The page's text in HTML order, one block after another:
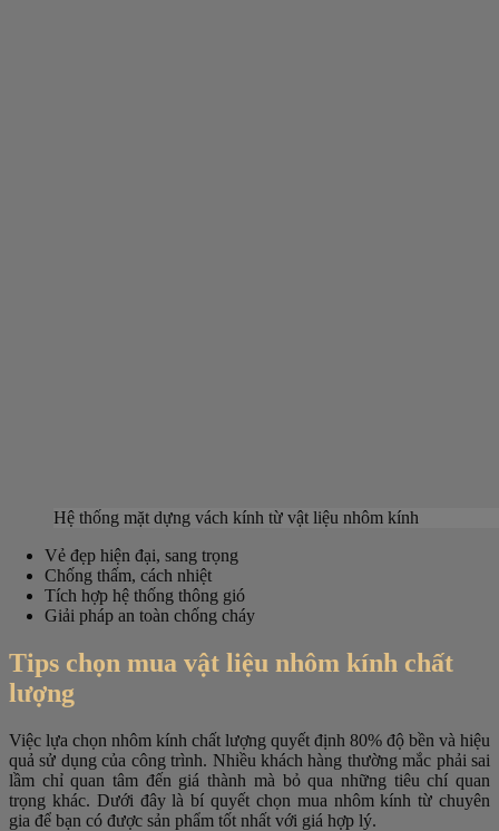
Hệ thống mặt dựng vách kính từ vật liệu nhôm kính
Vẻ đẹp hiện đại, sang trọng
Chống thấm, cách nhiệt
Tích hợp hệ thống thông gió
Giải pháp an toàn chống cháy
Tips chọn mua vật liệu nhôm kính chất
lượng
Việc lựa chọn nhôm kính chất lượng quyết định 80% độ bền và hiệu
quả sử dụng của công trình. Nhiều khách hàng thường mắc phải sai
lầm chỉ quan tâm đến giá thành mà bỏ qua những tiêu chí quan
trọng khác. Dưới đây là bí quyết chọn mua nhôm kính từ chuyên
gia để bạn có được sản phẩm tốt nhất với giá hợp lý.